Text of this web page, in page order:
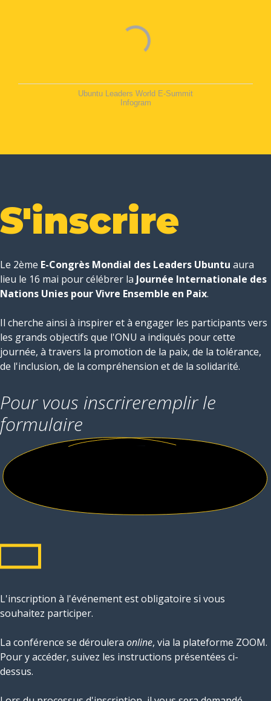
Ubuntu Leaders World E-Summit
Infogram
S'inscrire
Le 2ème E-Congrès Mondial des Leaders Ubuntu aura
lieu le 16 mai pour célébrer la Journée Internationale des
Nations Unies pour Vivre Ensemble en Paix.
Il cherche ainsi à inspirer et à engager les participants vers
les grands objectifs que l'ONU a indiqués pour cette
journée, à travers la promotion de la paix, de la tolérance,
de l'inclusion, de la compréhension et de la solidarité.
Pour vous inscrireremplir le
formulaire
L'inscription à l'événement est obligatoire si vous
souhaitez participer.
La conférence se déroulera online, via la plateforme ZOOM.
Pour y accéder, suivez les instructions présentées ci-
dessus.